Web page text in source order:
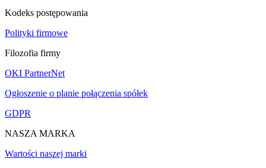
Kodeks postępowania
Polityki firmowe
Filozofia firmy
OKI PartnerNet
Ogłoszenie o planie połączenia spółek
GDPR
NASZA MARKA
Wartości naszej marki